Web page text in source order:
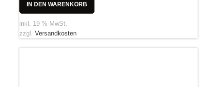
IN DEN WARENKORB
inkl. 19 % MwSt.
zzgl. Versandkosten